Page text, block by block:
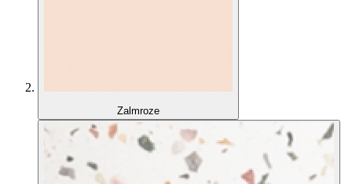
Zalmroze